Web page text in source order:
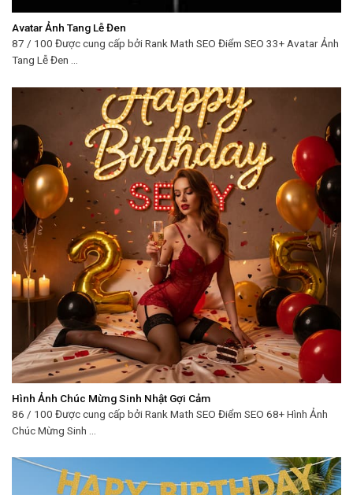
Avatar Ảnh Tang Lễ Đen
87 / 100 Được cung cấp bởi Rank Math SEO Điểm SEO 33+ Avatar Ảnh
Tang Lễ Đen ...
Hình Ảnh Chúc Mừng Sinh Nhật Gợi Cảm
86 / 100 Được cung cấp bởi Rank Math SEO Điểm SEO 68+ Hình Ảnh
Chúc Mừng Sinh ...